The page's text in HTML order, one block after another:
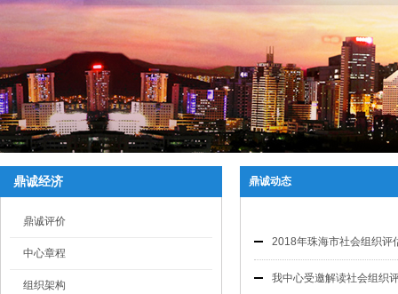
鼎诚经济
鼎诚评价
中心章程
组织架构
鼎诚动态
2018年珠海市社会组织评
我中心受邀解读社会组织